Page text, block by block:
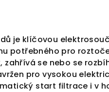
je klíčovou
potřebného pro
se nebo se
pro vysokou
start filtrace i v